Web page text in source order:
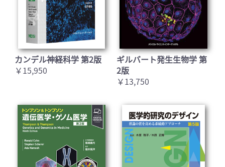
カンデル神経科学 第2版
￥15,950
ギルバート発生生物学 第
2版
￥13,750